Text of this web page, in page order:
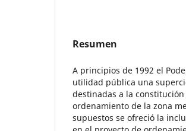
Resumen
A principios de 1992 el
utilidad pública una
destinadas a la
ordenamiento de la zona
supuestos se ofreció la